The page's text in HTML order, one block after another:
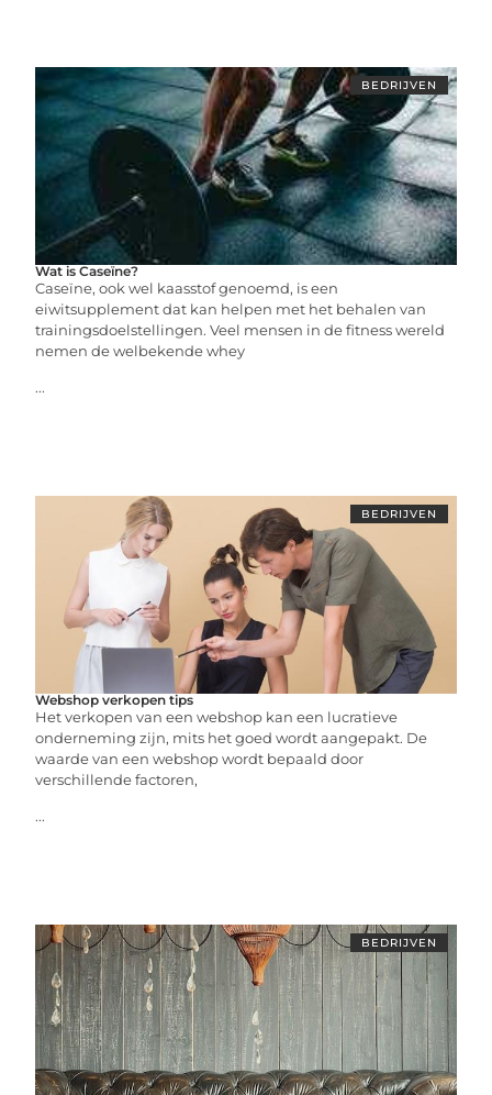
BEDRIJVEN
Wat is Caseïne?
Caseïne, ook wel kaasstof genoemd, is een
eiwitsupplement dat kan helpen met het behalen van
trainingsdoelstellingen. Veel mensen in de fitness wereld
nemen de welbekende whey
...
BEDRIJVEN
Webshop verkopen tips
Het verkopen van een webshop kan een lucratieve
onderneming zijn, mits het goed wordt aangepakt. De
waarde van een webshop wordt bepaald door
verschillende factoren,
...
BEDRIJVEN